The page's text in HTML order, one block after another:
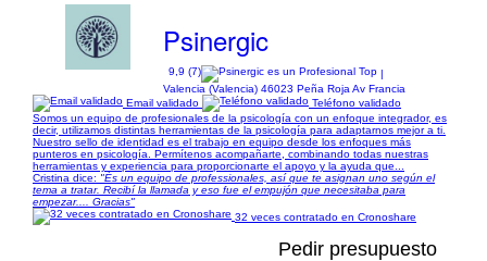
Psinergic
9,9 (7)
|
Valencia (Valencia) 46023 Peña Roja Av Francia
Email validado
Teléfono validado
Somos un equipo de profesionales de la psicología con un enfoque integrador, es
decir, utilizamos distintas herramientas de la psicología para adaptarnos mejor a ti.
Nuestro sello de identidad es el trabajo en equipo desde los enfoques más
punteros en psicología. Permítenos acompañarte, combinando todas nuestras
herramientas y experiencia para proporcionarte el apoyo y la ayuda que...
Cristina dice: "És un equipo de professionales, así que te asignan uno según el
tema a tratar. Recibí la llamada y eso fue el empujón que necesitaba para
empezar.... Gracias"
32 veces contratado en Cronoshare
Pedir presupuesto